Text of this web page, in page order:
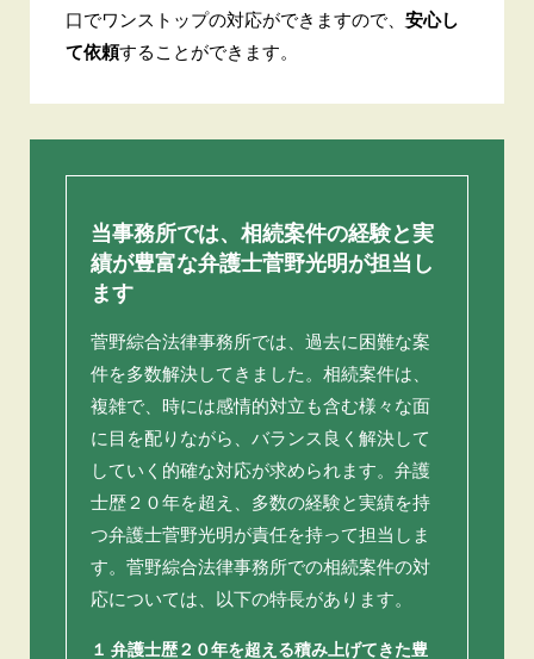
口でワンストップの対応ができますので、 安心し
て依頼することができます。
当事務所では、相続案件の経験と実
績が豊富な弁護士菅野光明が担当し
ます
菅野綜合法律事務所では、過去に困難な案
件を多数解決してきました。相続案件は、
複雑で、時には感情的対立も含む様々な面
に目を配りながら、バランス良く解決して
していく的確な対応が求められます。弁護
士歴２０年を超え、多数の経験と実績を持
つ弁護士菅野光明が責任を持って担当しま
す。菅野綜合法律事務所での相続案件の対
応については、以下の特長があります。
１ 弁護士歴２０年を超える積み上げてきた豊